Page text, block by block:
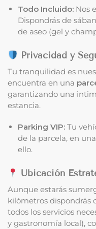
Todo Incluido: Nos
Dispondrás de
de aseo (gel y
Privacidad y
Tu tranquilidad es
encuentra en una
garantizando una
estancia.
Parking VIP: Tu
de la parcela, en
ello.
Ubicación
Aunque estarás
kilómetros dispondrás
todos los servicios
y gastronomía local),